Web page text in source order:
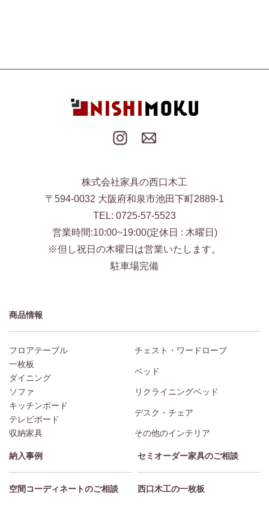
株式会社家具の西口木工
〒594-0032 大阪府和泉市池田下町2889-1
TEL: 0725-57-5523
営業時間:10:00~19:00(定休日 : 木曜日)
※但し祝日の木曜日は営業いたします。
駐車場完備
商品情報
フロアテーブル
一枚板
ダイニング
ソファ
キッチンボード
テレビボード
収納家具
チェスト・ワードローブ
ベッド
リクライニングベッド
デスク・チェア
その他のインテリア
納入事例 セミオーダー家具のご相談
空間コーディネートのご相談 西口木工の一枚板